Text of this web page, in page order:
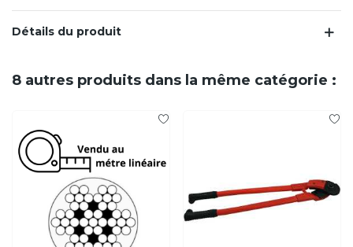
Détails du produit
8 autres produits dans la même catégorie :